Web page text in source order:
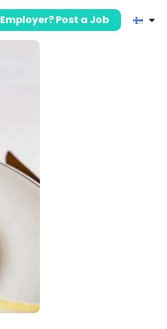
Employer? Post a Job